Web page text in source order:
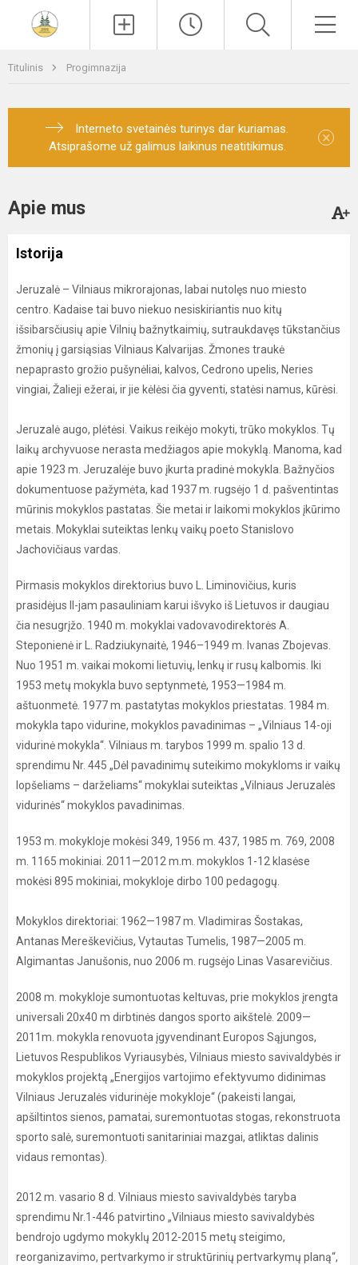
Titulinis Progimnazija
Interneto svetainės turinys dar kuriamas.
Atsiprašome už galimus laikinus neatitikimus.
×
Apie mus
Istorija
Jeruzalė – Vilniaus mikrorajonas, labai nutolęs nuo miesto
centro. Kadaise tai buvo niekuo nesiskiriantis nuo kitų
išsibarsčiusių apie Vilnių bažnytkaimių, sutraukdavęs tūkstančius
žmonių į garsiąsias Vilniaus Kalvarijas. Žmones traukė
nepaprasto grožio pušynėliai, kalvos, Cedrono upelis, Neries
vingiai, Žalieji ežerai, ir jie kėlėsi čia gyventi, statėsi namus, kūrėsi.
Jeruzalė augo, plėtėsi. Vaikus reikėjo mokyti, trūko mokyklos. Tų
laikų archyvuose nerasta medžiagos apie mokyklą. Manoma, kad
apie 1923 m. Jeruzalėje buvo įkurta pradinė mokykla. Bažnyčios
dokumentuose pažymėta, kad 1937 m. rugsėjo 1 d. pašventintas
mūrinis mokyklos pastatas. Šie metai ir laikomi mokyklos įkūrimo
metais. Mokyklai suteiktas lenkų vaikų poeto Stanislovo
Jachovičiaus vardas.
Pirmasis mokyklos direktorius buvo L. Liminovičius, kuris
prasidėjus II-jam pasauliniam karui išvyko iš Lietuvos ir daugiau
čia nesugrįžo. 1940 m. mokyklai vadovavodirektorės A.
Steponienė ir L. Radziukynaitė, 1946–1949 m. Ivanas Zbojevas.
Nuo 1951 m. vaikai mokomi lietuvių, lenkų ir rusų kalbomis. Iki
1953 metų mokykla buvo septynmetė, 1953—1984 m.
aštuonmetė. 1977 m. pastatytas mokyklos priestatas. 1984 m.
mokykla tapo vidurine, mokyklos pavadinimas – „Vilniaus 14-oji
vidurinė mokykla“. Vilniaus m. tarybos 1999 m. spalio 13 d.
sprendimu Nr. 445 „Dėl pavadinimų suteikimo mokykloms ir vaikų
lopšeliams – darželiams“ mokyklai suteiktas „Vilniaus Jeruzalės
vidurinės“ mokyklos pavadinimas.
1953 m. mokykloje mokėsi 349, 1956 m. 437, 1985 m. 769, 2008
m. 1165 mokiniai. 2011—2012 m.m. mokyklos 1-12 klasėse
mokėsi 895 mokiniai, mokykloje dirbo 100 pedagogų.
Mokyklos direktoriai: 1962—1987 m. Vladimiras Šostakas,
Antanas Mereškevičius, Vytautas Tumelis, 1987—2005 m.
Algimantas Janušonis, nuo 2006 m. rugsėjo Linas Vasarevičius.
2008 m. mokykloje sumontuotas keltuvas, prie mokyklos įrengta
universali 20x40 m dirbtinės dangos sporto aikštelė. 2009—
2011m. mokykla renovuota įgyvendinant Europos Sąjungos,
Lietuvos Respublikos Vyriausybės, Vilniaus miesto savivaldybės ir
mokyklos projektą „Energijos vartojimo efektyvumo didinimas
Vilniaus Jeruzalės vidurinėje mokykloje“ (pakeisti langai,
apšiltintos sienos, pamatai, suremontuotas stogas, rekonstruota
sporto salė, suremontuoti sanitariniai mazgai, atliktas dalinis
vidaus remontas).
2012 m. vasario 8 d. Vilniaus miesto savivaldybės taryba
sprendimu Nr.1-446 patvirtino „Vilniaus miesto savivaldybės
bendrojo ugdymo mokyklų 2012-2015 metų steigimo,
reorganizavimo, pertvarkymo ir struktūrinių pertvarkymų planą“,